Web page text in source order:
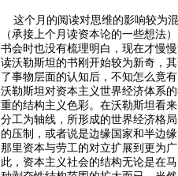
这个月的阅读对思维的影响较为
（承接上个月读资本论的一些想法
书会时也没有梳理明白，现在才慢
读沃勒斯坦的书刚开始较为新奇，
了事物层面的认知后，不知怎么竟
沃勒斯坦对资本主义世界经济体系
重的结构主义色彩。在沃勒斯坦看
分工为轴线，所形成的世界经济格
的压制，或者说是边缘国家和半边
那里资本与劳工的对立扩展到更为
此，资本主义社会的结构无论是在